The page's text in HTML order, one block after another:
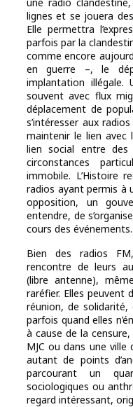
lignes et se jouera
Elle permettra
parfois par la
comme encore
en guerre –, le
implantation illégale.
souvent avec flux
déplacement de
s’intéresser aux
maintenir le lien avec
lien social entre des
circonstances
immobile. L’Histoire
radios ayant permis à
opposition, un
entendre, de
cours des événements.
Bien des radios
rencontre de leurs
(libre antenne),
raréfier. Elles peuvent
réunion, de
parfois quand elles
à cause de la
MJC ou dans une ville
autant de points
parcourant un
sociologiques ou
regard intéressant,